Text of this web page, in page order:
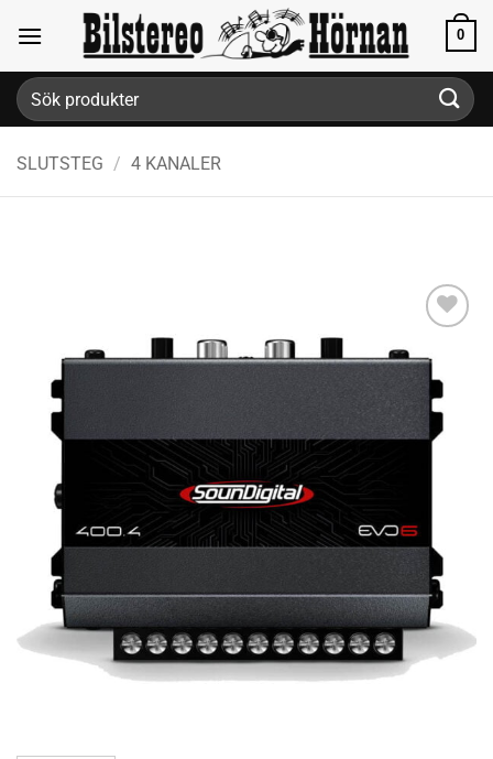
content
0
Sök
efter:
SLUTSTEG / 4 KANALER
Lägg till i
önskelistan